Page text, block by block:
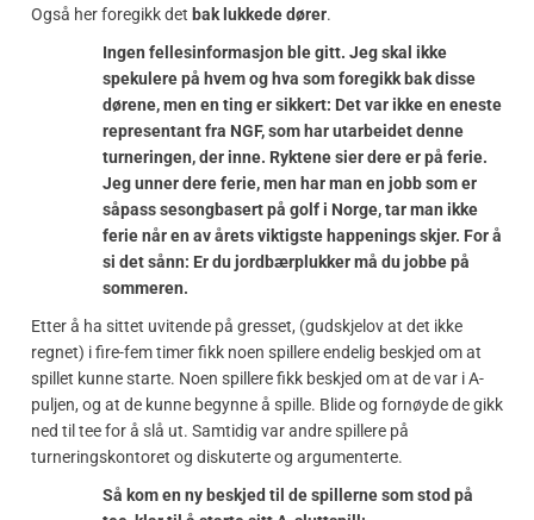
Også her foregikk det bak lukkede dører.
Ingen fellesinformasjon ble gitt. Jeg skal ikke
spekulere på hvem og hva som foregikk bak disse
dørene, men en ting er sikkert: Det var ikke en eneste
representant fra NGF, som har utarbeidet denne
turneringen, der inne. Ryktene sier dere er på ferie.
Jeg unner dere ferie, men har man en jobb som er
såpass sesongbasert på golf i Norge, tar man ikke
ferie når en av årets viktigste happenings skjer. For å
si det sånn: Er du jordbærplukker må du jobbe på
sommeren.
Etter å ha sittet uvitende på gresset, (gudskjelov at det ikke
regnet) i fire-fem timer fikk noen spillere endelig beskjed om at
spillet kunne starte. Noen spillere fikk beskjed om at de var i A-
puljen, og at de kunne begynne å spille. Blide og fornøyde de gikk
ned til tee for å slå ut. Samtidig var andre spillere på
turneringskontoret og diskuterte og argumenterte.
Så kom en ny beskjed til de spillerne som stod på